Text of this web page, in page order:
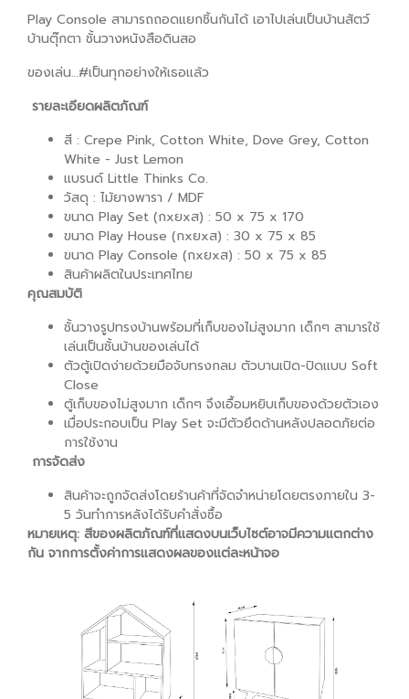
Play Console สามารถถอดแยกชิ้นกันได้ เอาไปเล่นเป็นบ้านสัตว์
บ้านตุ๊กตา ชั้นวางหนังสือดินสอ
ของเล่น…#เป็นทุกอย่างให้เธอแล้ว
รายละเอียดผลิตภัณฑ์
สี : Crepe Pink, Cotton White, Dove Grey, Cotton
White - Just Lemon
แบรนด์ Little Thinks Co.
วัสดุ : ไม้ยางพารา / MDF
ขนาด Play Set (กxยxส) : 50 x 75 x 170
ขนาด Play House (กxยxส) : 30 x 75 x 85
ขนาด Play Console (กxยxส) : 50 x 75 x 85
สินค้าผลิตในประเทศไทย
คุณสมบัติ
ชั้นวางรูปทรงบ้านพร้อมที่เก็บของไม่สูงมาก เด็กๆ สามารใช้
เล่นเป็นชั้นบ้านของเล่นได้
ตัวตู้เปิดง่ายด้วยมือจับทรงกลม ตัวบานเปิด-ปิดแบบ Soft
Close
ตู้เก็บของไม่สูงมาก เด็กๆ จึงเอื้อมหยิบเก็บของด้วยตัวเอง
เมื่อประกอบเป็น Play Set จะมีตัวยึดด้านหลังปลอดภัยต่อ
การใช้งาน
การจัดส่ง
สินค้าจะถูกจัดส่งโดยร้านค้าที่จัดจำหน่ายโดยตรงภายใน 3-
5 วันทำการหลังได้รับคำสั่งซื้อ
หมายเหตุ: สีของผลิตภัณฑ์ที่แสดงบนเว็บไซต์อาจมีความแตกต่าง
กัน จากการตั้งค่าการแสดงผลของแต่ละหน้าจอ